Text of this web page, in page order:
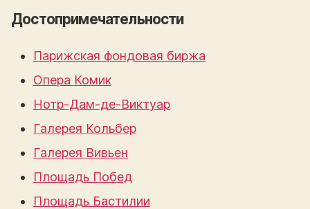
Достопримечательности
Парижская фондовая биржа
Опера Комик
Нотр-Дам-де-Виктуар
Галерея Кольбер
Галерея Вивьен
Площадь Побед
Площадь Бастилии